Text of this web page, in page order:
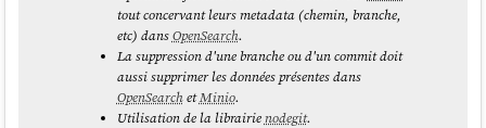
tout concervant leurs metadata (chemin, branche,
etc) dansOpenSearch.
La suppression d'une branche ou d'un commit doit
aussi supprimer les données présentes dans
OpenSearchetMinio.
Utilisation de la librairienodegit.